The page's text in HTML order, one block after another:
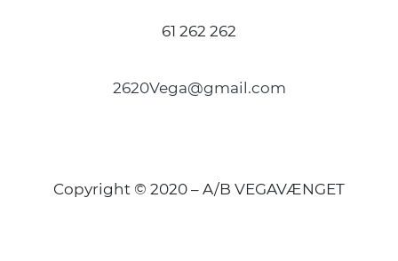
61 262 262
2620Vega@gmail.com
Copyright © 2020 – A/B VEGAVÆNGET